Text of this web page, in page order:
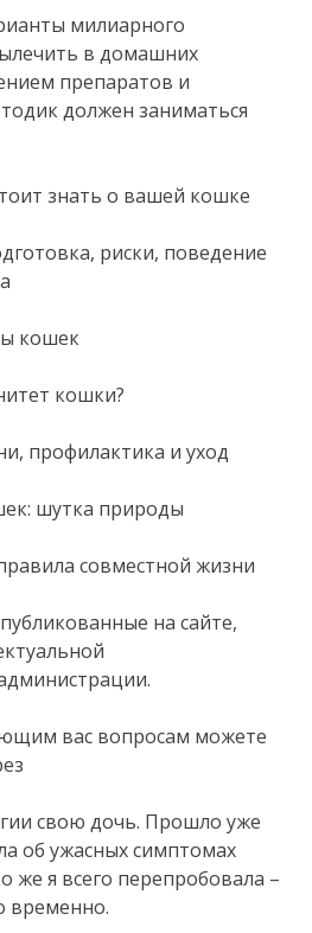
милиарного
в домашних
препаратов и
должен заниматься
знать о вашей кошке
риски, поведение
кошек
кошки?
профилактика и уход
шутка природы
совместной жизни
на сайте,
вас вопросам можете
свою дочь. Прошло уже
об ужасных симптомах
же я всего перепробовала –
временно.